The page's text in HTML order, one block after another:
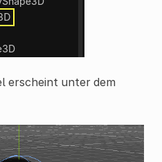
erscheint unter dem